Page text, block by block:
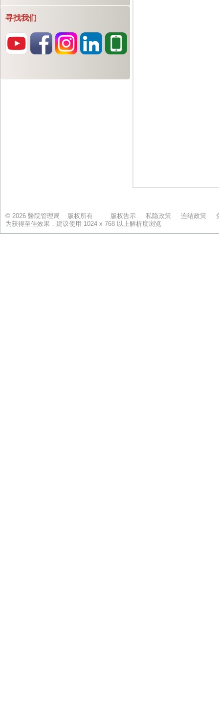
寻找我们
© 2026 醫院管理局 版权所有 版权告示 私隐政策 连结政策
为获得至佳效果，建议使用 1024 x 768 以上解析度浏览